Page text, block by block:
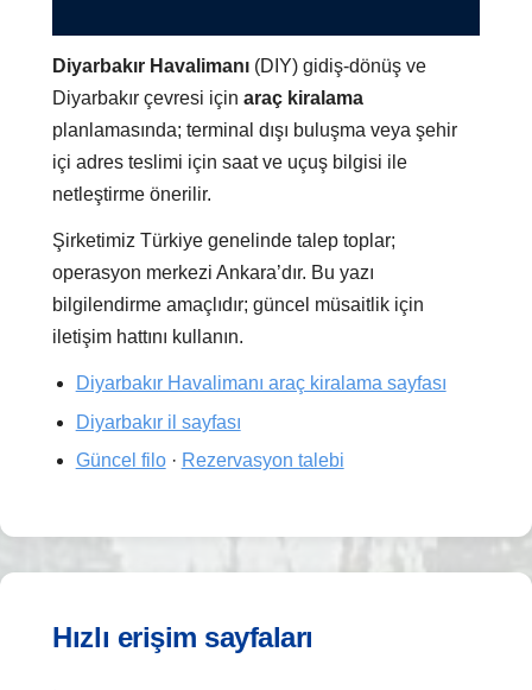
Diyarbakır Havalimanı (DIY) gidiş-dönüş ve
Diyarbakır çevresi içinaraç kiralama
planlamasında; terminal dışı buluşma veya şehir
içi adres teslimi için saat ve uçuş bilgisi ile
netleştirme önerilir.
Şirketimiz Türkiye genelinde talep toplar;
operasyon merkezi Ankara’dır. Bu yazı
bilgilendirme amaçlıdır; güncel müsaitlik için
iletişim hattını kullanın.
Diyarbakır Havalimanı araç kiralama sayfası
Diyarbakır il sayfası
Güncel filo· Rezervasyon talebi
Hızlı erişim sayfaları